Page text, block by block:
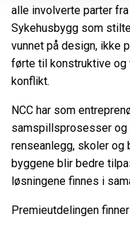
alle involverte parter
Sykehusbygg som
vunnet på design, ikke
førte til konstruktive og
konflikt.
NCC har som
samspillsprosesser og
renseanlegg, skoler og
byggene blir bedre
løsningene finnes i
Premieutdelingen